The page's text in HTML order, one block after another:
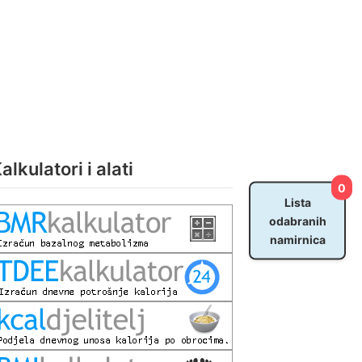
i alati
0
Lista
odabranih
namirnica